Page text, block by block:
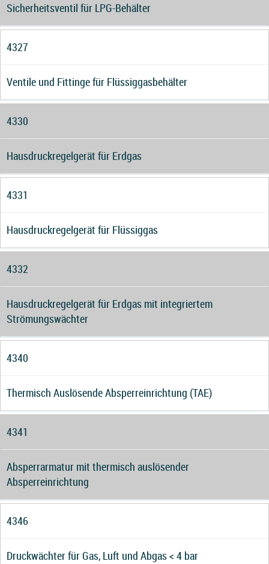
Sicherheitsventil für LPG-Behälter
4327
Ventile und Fittinge für Flüssiggasbehälter
4330
Hausdruckregelgerät für Erdgas
4331
Hausdruckregelgerät für Flüssiggas
4332
Hausdruckregelgerät für Erdgas mit integriertem
Strömungswächter
4340
Thermisch Auslösende Absperreinrichtung (TAE)
4341
Absperrarmatur mit thermisch auslösender
Absperreinrichtung
4346
Druckwächter für Gas, Luft und Abgas < 4 bar